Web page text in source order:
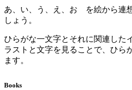
あ、い、う、え、お を絵から連
しょう。
ひらがな一文字とそれに関連した
ラストと文字を見ることで、ひら
ます。
Books